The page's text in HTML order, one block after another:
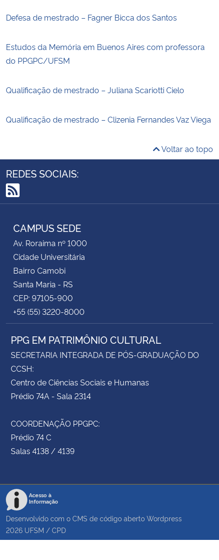
Defesa de mestrado – Fagner Bicca dos Santos
Estudos da Memória em Buenos Aires com professora
do PPGPC/UFSM
Qualificação de mestrado – Juliana Scariotti Cielo
Qualificação de mestrado – Clizenia Fernandes Vaz Viega
Voltar ao topo
REDES SOCIAIS:
RSS
CAMPUS SEDE
Av. Roraima nº 1000
Cidade Universitária
Bairro Camobi
Santa Maria - RS
CEP: 97105-900
+55 (55) 3220-8000
PPG EM PATRIMÔNIO CULTURAL
SECRETARIA INTEGRADA DE PÓS-GRADUAÇÃO DO
CCSH:
Centro de Ciências Sociais e Humanas
Prédio 74A - Sala 2314
COORDENAÇÃO PPGPC:
Prédio 74 C
Salas 4138 / 4139
Acesso à
Informação
Desenvolvido com o CMS de código aberto Wordpress
2026 UFSM / CPD